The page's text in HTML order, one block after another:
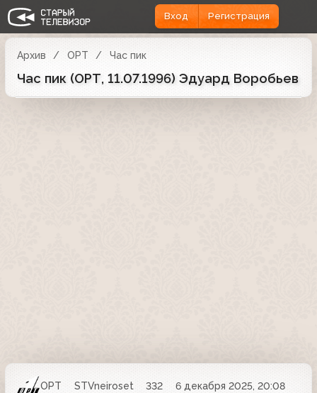
Вход Регистрация
Архив ОРТ Час пик
Час пик (ОРТ, 11.07.1996) Эдуард Воробьев
ОРТ STVneiroset 332
6 декабря 2025, 20:08